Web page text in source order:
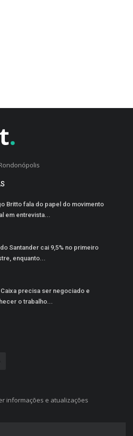
Britto fala do papel do movimento
em entrevista...
Santander cai 9,5% no primeiro
enquanto...
precisa ser negociado e
o trabalho...
informações e atualizações